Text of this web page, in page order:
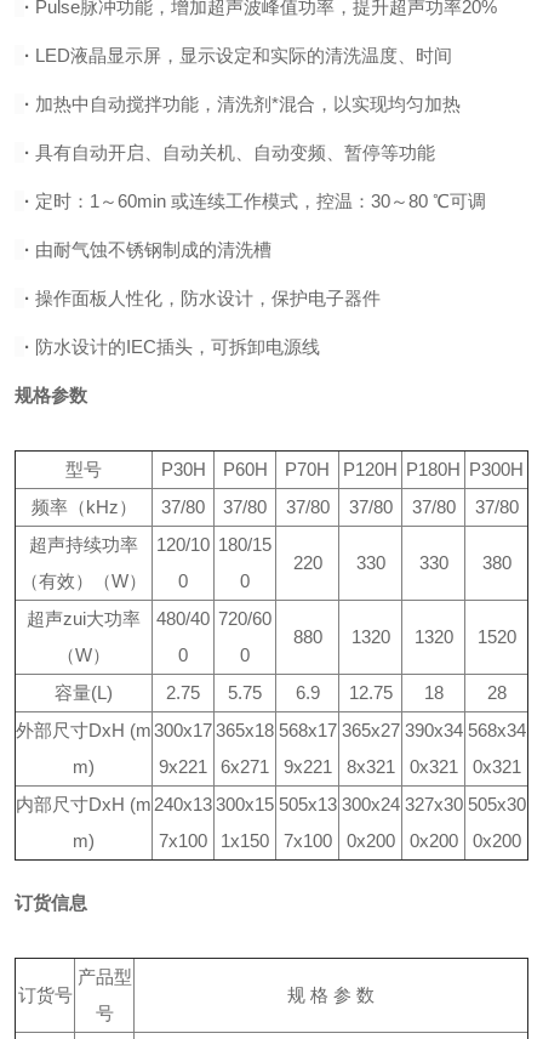
· Pulse脉冲功能，增加超声波峰值功率，提升超声功率20%
· LED液晶显示屏，显示设定和实际的清洗温度、时间
· 加热中自动搅拌功能，清洗剂*混合，以实现均匀加热
· 具有自动开启、自动关机、自动变频、暂停等功能
· 定时：1～60min 或连续工作模式，控温：30～80 ℃可调
· 由耐气蚀不锈钢制成的清洗槽
· 操作面板人性化，防水设计，保护电子器件
· 防水设计的IEC插头，可拆卸电源线
规格参数
型号 P30H P60H P70H P120H P180H P300H
频率（kHz）
37/80 37/80 37/80 37/80 37/80
37/80
超声持续功率
（有效）（W）
120/10
0
180/15
0
220 330 330 380
超声zui大功率
（W）
480/40
0
720/60
0
880 1320 1320 1520
容量(L) 2.75 5.75 6.9 12.75 18
28
外部尺寸DxH (m
m)
300x17
9x221
365x18
6x271
568x17
9x221
365x27
8x321
390x34
0x321
568x34
0x321
内部尺寸DxH (m
m)
240x13
7x100
300x15
1x150
505x13
7x100
300x24
0x200
327x30
0x200
505x30
0x200
订货信息
订货号
产品型
号
规 格 参 数